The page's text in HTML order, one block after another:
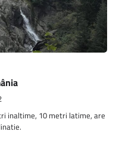
inaltime, 10 metri latime, are